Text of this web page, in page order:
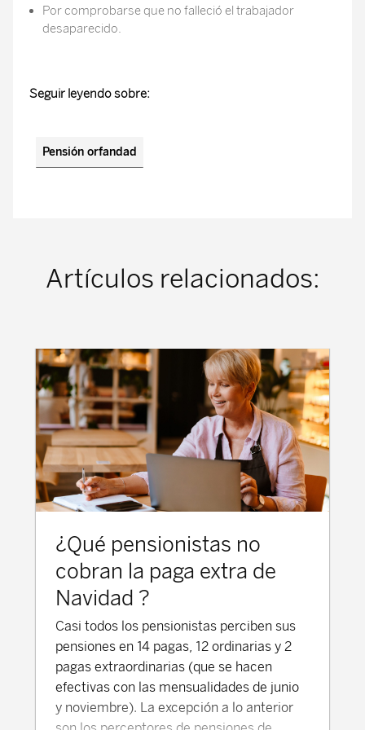
Por comprobarse que no falleció el trabajador
desaparecido.
Seguir leyendo sobre:
Pensión orfandad
Artículos relacionados:
¿Qué pensionistas no
cobran la paga extra de
Navidad ?
Casi todos los pensionistas perciben sus
pensiones en 14 pagas, 12 ordinarias y 2
pagas extraordinarias (que se hacen
efectivas con las mensualidades de junio
y noviembre). La excepción a lo anterior